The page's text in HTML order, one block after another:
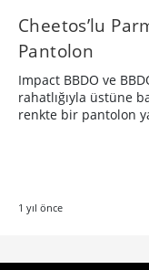
Cheetos’lu
Pantolon
Impact BBDO ve
rahatlığıyla üstüne
renkte bir pantolon
1 yıl önce